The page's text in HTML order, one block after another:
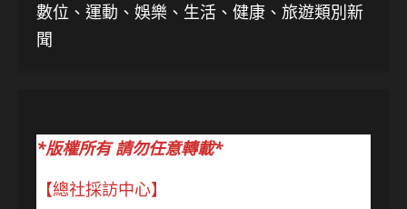
數位、運動、娛樂、生活、健康、旅遊類別新
聞
*版權所有 請勿任意轉載*
【總社採訪中心】